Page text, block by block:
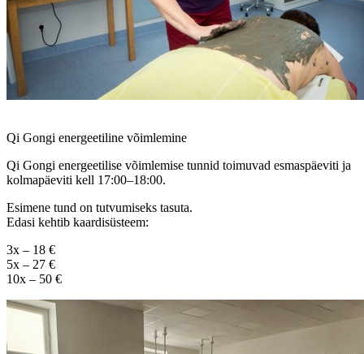
Qi Gongi energeetiline võimlemine
Qi Gongi energeetilise võimlemise tunnid toimuvad esmaspäeviti ja
kolmapäeviti kell 17:00–18:00.
Esimene tund on tutvumiseks tasuta.
Edasi kehtib kaardisüsteem:
3x – 18 €
5x – 27 €
10x – 50 €